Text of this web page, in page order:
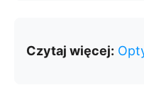
Czytaj więcej: